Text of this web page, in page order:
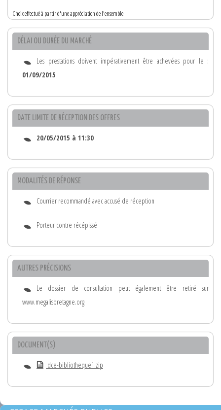
Choix effectué à partir d'une appréciation de l'ensemble
DÉLAI OU DURÉE DU MARCHÉ
Les prestations doivent impérativement être achevées pour le :
01/09/2015
DATE LIMITE DE RÉCEPTION DES OFFRES
20/05/2015 à 11:30
MODALITÉS DE RÉPONSE
Courrier recommandé avec accusé de réception
Porteur contre récépissé
AUTRES PRÉCISIONS
Le dossier de consultation peut également être retiré sur
www.megalisbretagne.org
DOCUMENT(S)
dce-bibliotheque1.zip